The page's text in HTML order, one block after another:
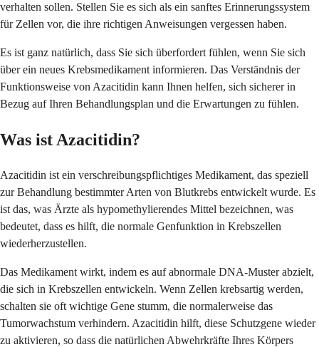
verhalten sollen. Stellen Sie es sich als ein sanftes Erinnerungssystem
für Zellen vor, die ihre richtigen Anweisungen vergessen haben.
Es ist ganz natürlich, dass Sie sich überfordert fühlen, wenn Sie sich
über ein neues Krebsmedikament informieren. Das Verständnis der
Funktionsweise von Azacitidin kann Ihnen helfen, sich sicherer in
Bezug auf Ihren Behandlungsplan und die Erwartungen zu fühlen.
Was ist Azacitidin?
Azacitidin ist ein verschreibungspflichtiges Medikament, das speziell
zur Behandlung bestimmter Arten von Blutkrebs entwickelt wurde. Es
ist das, was Ärzte als hypomethylierendes Mittel bezeichnen, was
bedeutet, dass es hilft, die normale Genfunktion in Krebszellen
wiederherzustellen.
Das Medikament wirkt, indem es auf abnormale DNA-Muster abzielt,
die sich in Krebszellen entwickeln. Wenn Zellen krebsartig werden,
schalten sie oft wichtige Gene stumm, die normalerweise das
Tumorwachstum verhindern. Azacitidin hilft, diese Schutzgene wieder
zu aktivieren, so dass die natürlichen Abwehrkräfte Ihres Körpers